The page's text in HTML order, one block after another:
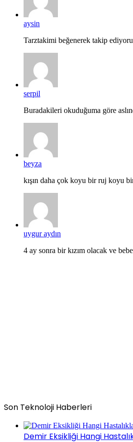
aysin
Tarztakimi beğenerek takip
serpil
Buradakileri okuduğuma göre
beyza
kışın daha çok koyu bir ruj koyu
uygur aydın
4 ay sonra bir kızım olacak ve
Son Teknoloji Haberleri
Demir Eksikliği Hangi